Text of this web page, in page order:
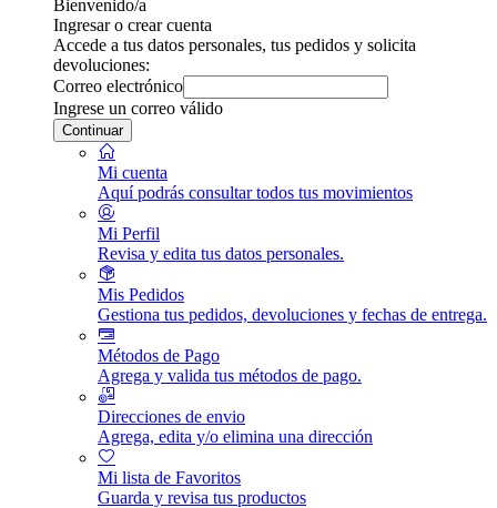
Bienvenido/a
Ingresar o crear cuenta
Accede a tus datos personales, tus pedidos y solicita
devoluciones:
Correo electrónico
Ingrese un correo válido
Continuar
Mi cuenta
Aquí podrás consultar todos tus movimientos
Mi Perfil
Revisa y edita tus datos personales.
Mis Pedidos
Gestiona tus pedidos, devoluciones y fechas de entrega.
Métodos de Pago
Agrega y valida tus métodos de pago.
Direcciones de envio
Agrega, edita y/o elimina una dirección
Mi lista de Favoritos
Guarda y revisa tus productos